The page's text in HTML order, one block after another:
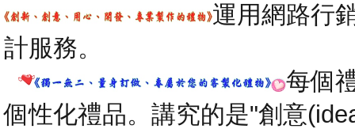
運用網路行
計服務。
每個
個性化禮品。講究的是"創意